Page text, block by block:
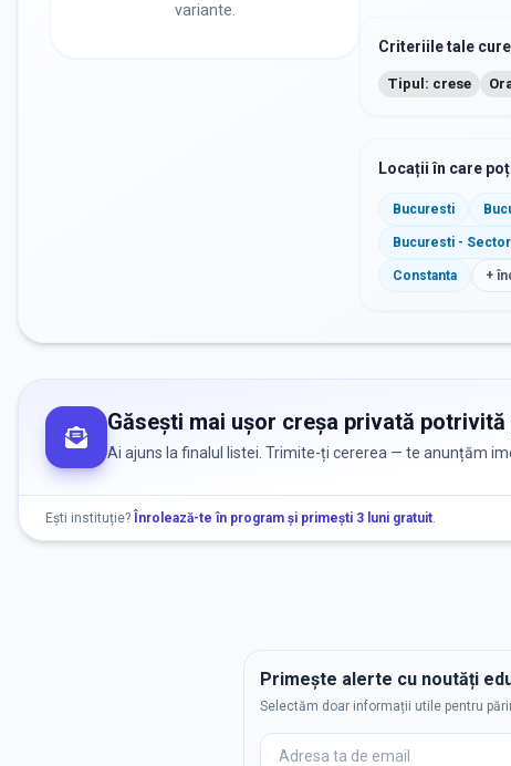
variante.
Criteriile tale
Tipul: crese
Locații în care
Bucuresti
Bucuresti -
Constanta +
Găsești mai ușor creșa privată
Ai ajuns la finalul listei. Trimite-ți cererea — te anunțăm
Ești instituție? Înrolează-te în program și primești 3 luni gratuit.
Primește alerte cu noutăți
Selectăm doar informații utile pentru